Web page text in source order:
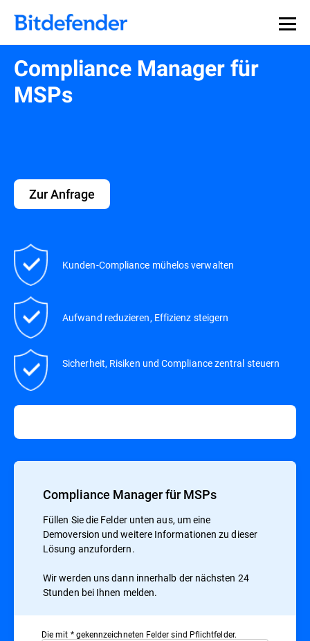
Compliance Manager für
MSPs
Zur Anfrage
Kunden-Compliance mühelos verwalten
Aufwand reduzieren, Effizienz steigern
Sicherheit, Risiken und Compliance zentral steuern
Compliance Manager für MSPs
Füllen Sie die Felder unten aus, um eine
Demoversion und weitere Informationen zu dieser
Lösung anzufordern.
Wir werden uns dann innerhalb der nächsten 24
Stunden bei Ihnen melden.
Die mit * gekennzeichneten Felder sind Pflichtfelder.